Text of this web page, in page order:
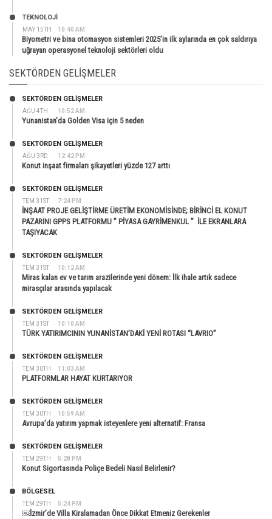
MAY 15TH 10:40 AM
TEKNOLOJİ
Biyometri ve bina otomasyon sistemleri 2025’in ilk aylarında en çok saldırıya
uğrayan operasyonel teknoloji sektörleri oldu
SEKTÖRDEN GELIŞMELER
AĞU 4TH 10:52 AM
SEKTÖRDEN GELIŞMELER
Yunanistan’da Golden Visa için 5 neden
AĞU 3RD 12:42 PM
SEKTÖRDEN GELIŞMELER
Konut inşaat firmaları şikayetleri yüzde 127 arttı
TEM 31ST 7:24 PM
SEKTÖRDEN GELIŞMELER
İNŞAAT PROJE GELİŞTİRME ÜRETİM EKONOMİSİNDE; BİRİNCİ EL KONUT
PAZARINI GPPS PLATFORMU ” PİYASA GAYRİMENKUL ” İLE EKRANLARA
TAŞIYACAK
TEM 31ST 10:12 AM
SEKTÖRDEN GELIŞMELER
Miras kalan ev ve tarım arazilerinde yeni dönem: İlk ihale artık sadece
mirasçılar arasında yapılacak
TEM 31ST 10:10 AM
SEKTÖRDEN GELIŞMELER
TÜRK YATIRIMCININ YUNANİSTAN’DAKİ YENİ ROTASI “LAVRIO”
TEM 30TH 11:03 AM
SEKTÖRDEN GELIŞMELER
PLATFORMLAR HAYAT KURTARIYOR
TEM 30TH 10:59 AM
SEKTÖRDEN GELIŞMELER
Avrupa’da yatırım yapmak isteyenlere yeni alternatif: Fransa
TEM 29TH 5:28 PM
SEKTÖRDEN GELIŞMELER
Konut Sigortasında Poliçe Bedeli Nasıl Belirlenir?
TEM 29TH 5:24 PM
BÖLGESEL
￼İzmir’de Villa Kiralamadan Önce Dikkat Etmeniz Gerekenler